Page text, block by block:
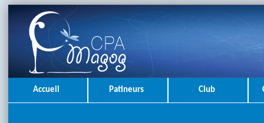
Accueil Patineurs Club